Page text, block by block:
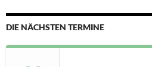
DIE NÄCHSTEN TERMINE